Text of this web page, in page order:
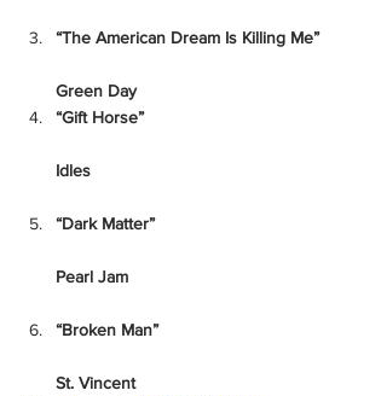
“The American Dream Is Killing Me”
Green Day
“Gift Horse”
Idles
“Dark Matter”
Pearl Jam
“Broken Man”
St. Vincent